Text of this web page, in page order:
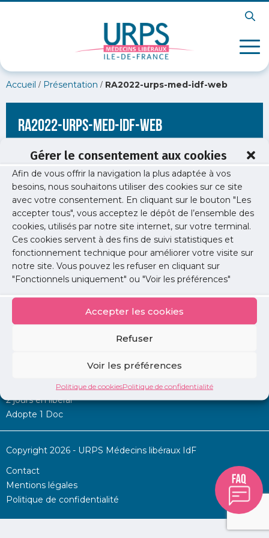
Gérer le consentement aux cookies
Afin de vous offrir la navigation la plus adaptée à vos
besoins, nous souhaitons utiliser des cookies sur ce site
avec votre consentement. En cliquant sur le bouton "Les
accepter tous", vous acceptez le dépôt de l’ensemble des
cookies, utilisés par notre site internet, sur votre terminal.
Ces cookies servent à des fins de suivi statistiques et
fonctionnement technique pour améliorer votre visite sur
notre site. Vous pouvez les refuser en cliquant sur
"Fonctionnels uniquement" ou "Voir les préférences"
Accepter les cookies
Refuser
Voir les préférences
Politique de cookiesPolitique de confidentialité
Accueil / Présentation / RA2022-urps-med-idf-web
RA2022-urps-med-idf-web
Permanence d’aide à l’installation
2 jours en libéral
Adopte 1 Doc
Copyright 2026 - URPS Médecins libéraux IdF
Contact
Mentions légales
Politique de confidentialité